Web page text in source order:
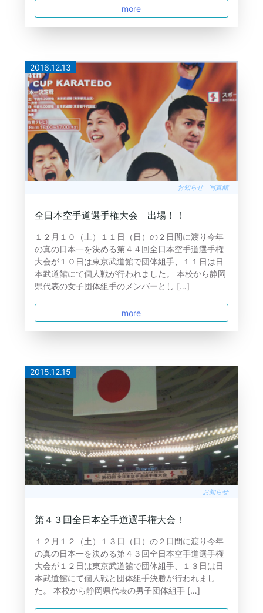
more
2016.12.13
お知らせ 写真館
全日本空手道選手権大会 出場！！
１２月１０（土）１１日（日）の２日間に渡り今年
の真の日本一を決める第４４回全日本空手道選手権
大会が１０日は東京武道館で団体組手、１１日は日
本武道館にて個人戦が行われました。 本校から静岡
県代表の女子団体組手のメンバーとし […]
more
2015.12.15
お知らせ
第４３回全日本空手道選手権大会！
１２月１２（土）１３日（日）の２日間に渡り今年
の真の日本一を決める第４３回全日本空手道選手権
大会が１２日は東京武道館で団体組手、１３日は日
本武道館にて個人戦と団体組手決勝が行われまし
た。 本校から静岡県代表の男子団体組手 […]